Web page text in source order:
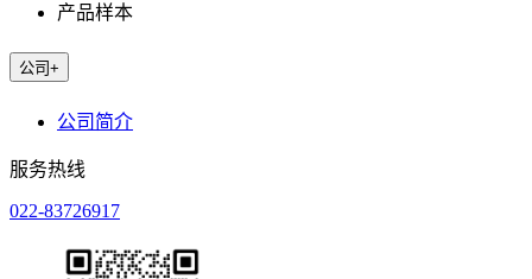
产品样本
公司 +
公司简介
服务热线
022-83726917